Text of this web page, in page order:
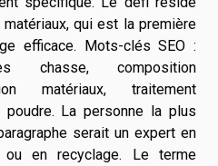
qui est la première
efficace. Mots-clés SEO :
chasse, composition
matériaux, traitement
La personne la plus
serait un expert en
en recyclage. Le terme